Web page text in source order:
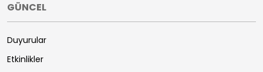
GÜNCEL
Duyurular
Etkinlikler